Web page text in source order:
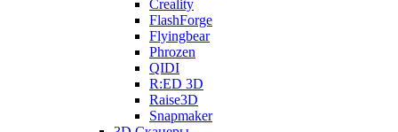
Creality
FlashForge
Flyingbear
Phrozen
QIDI
R:ED 3D
Raise3D
Snapmaker